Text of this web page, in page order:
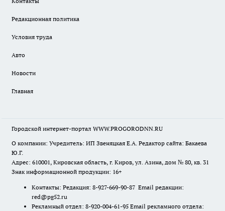
Редакционная политика
Условия труда
Авто
Новости
Главная
Городской интернет-портал WWW.PROGORODNN.RU
О компании: Учредитель: ИП Звеняцкая Е.А. Редактор сайта: Бакаева
Ю.Г.
Адрес: 610001, Кировская область, г. Киров, ул. Азина, дом № 80, кв. 31
Знак информационной продукции: 16+
Контакты: Редакция: 8-927-669-90-87 Email редакции:
red@pg52.ru
Рекламный отдел: 8-920-004-61-95 Email рекламного отдела: